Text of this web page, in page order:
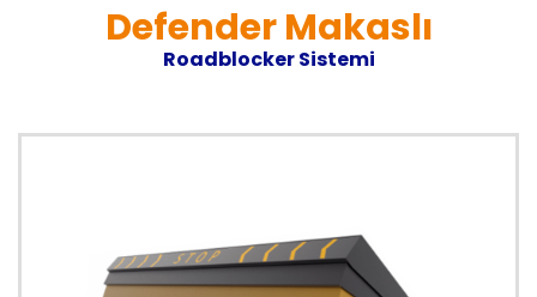
Defender Makaslı
Roadblocker Sistemi